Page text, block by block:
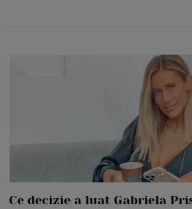
Ce decizie a luat Gabriela